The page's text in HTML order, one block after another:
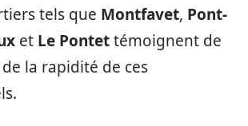
tels que Montfavet, Pont-
et Le Pontettémoignent de
de la rapidité de ces